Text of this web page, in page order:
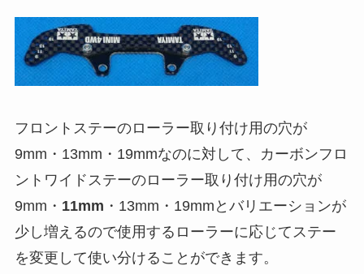
フロントステーのローラー取り付け用の穴が
9mm・13mm・19mmなのに対して、
カーボンフロ
ントワイドステーのローラー取り付け用の穴が
9mm・ 11mm ・13mm・19mmとバリエーションが
少し増えるので使用するローラーに応じてステー
を変更して使い分けることができます。